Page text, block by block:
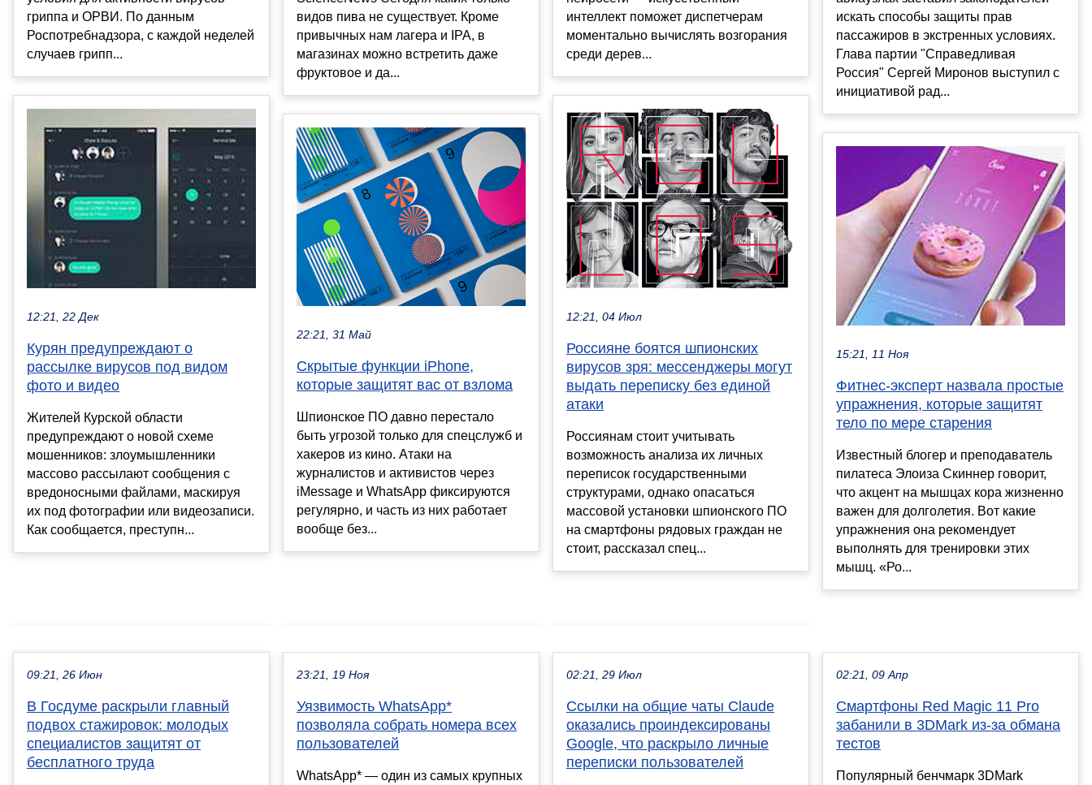
гриппа и ОРВИ. По данным
Роспотребнадзора, с каждой неделей
случаев грипп...
12:21, 22 Дек
Курян предупреждают о
рассылке вирусов под видом
фото и видео
Жителей Курской области
предупреждают о новой схеме
мошенников: злоумышленники
массово рассылают сообщения с
вредоносными файлами, маскируя
их под фотографии или видеозаписи.
Как сообщается, преступн...
видов пива не существует. Кроме
привычных нам лагера и IPA, в
магазинах можно встретить даже
фруктовое и да...
22:21, 31 Май
Скрытые функции iPhone,
которые защитят вас от взлома
Шпионское ПО давно перестало
быть угрозой только для спецслужб и
хакеров из кино. Атаки на
журналистов и активистов через
iMessage и WhatsApp фиксируются
регулярно, и часть из них работает
вообще без...
интеллект поможет диспетчерам
моментально вычислять возгорания
среди дерев...
12:21, 04 Июл
Россияне боятся шпионских
вирусов зря: мессенджеры могут
выдать переписку без единой
атаки
Россиянам стоит учитывать
возможность анализа их личных
переписок государственными
структурами, однако опасаться
массовой установки шпионского ПО
на смартфоны рядовых граждан не
стоит, рассказал спец...
искать способы защиты прав
пассажиров в экстренных условиях.
Глава партии "Справедливая
Россия" Сергей Миронов выступил с
инициативой рад...
15:21, 11 Ноя
Фитнес-эксперт назвала простые
упражнения, которые защитят
тело по мере старения
Известный блогер и преподаватель
пилатеса Элоиза Скиннер говорит,
что акцент на мышцах кора жизненно
важен для долголетия. Вот какие
упражнения она рекомендует
выполнять для тренировки этих
мышц. «Ро...
09:21, 26 Июн
В Госдуме раскрыли главный
подвох стажировок: молодых
специалистов защитят от
бесплатного труда
23:21, 19 Ноя
Уязвимость WhatsApp*
позволяла собрать номера всех
пользователей
WhatsApp* — один из самых крупных
02:21, 29 Июл
Ссылки на общие чаты Claude
оказались проиндексированы
Google, что раскрыло личные
переписки пользователей
02:21, 09 Апр
Смартфоны Red Magic 11 Pro
забанили в 3DMark из-за обмана
тестов
Популярный бенчмарк 3DMark